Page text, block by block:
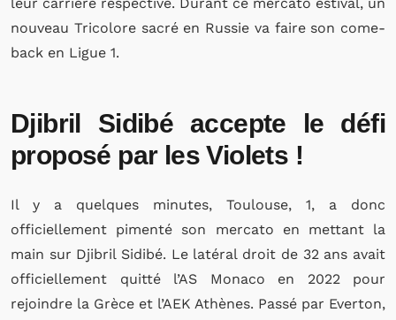
nouveau Tricolore sacré en Russie va faire son come-
back en Ligue 1.
Djibril Sidibé accepte le défi
proposé par les Violets !
Il y a quelques minutes, Toulouse, 1, a donc
officiellement pimenté son mercato en mettant la
main sur Djibril Sidibé. Le latéral droit de 32 ans avait
officiellement quitté l’AS Monaco en 2022 pour
rejoindre la Grèce et l’AEK Athènes. Passé par Everton,